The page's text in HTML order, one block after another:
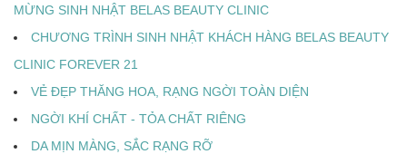
MỪNG SINH NHẬT BELAS BEAUTY CLINIC
CHƯƠNG TRÌNH SINH NHẬT KHÁCH HÀNG BELAS BEAUTY
CLINIC FOREVER 21
VẺ ĐẸP THĂNG HOA, RẠNG NGỜI TOÀN DIỆN
NGỜI KHÍ CHẤT - TỎA CHẤT RIÊNG
DA MỊN MÀNG, SẮC RẠNG RỠ